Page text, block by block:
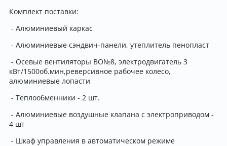
Комплект поставки:
- Алюминиевый каркас
- Алюминиевые сэндвич-панели, утеплитель пенопласт
- Осевые вентиляторы ВО№8, электродвигатель 3
кВт/1500об.мин,реверсивное рабочее колесо,
алюминиевые лопасти
- Теплообменники - 2 шт.
- Алюминиевые воздушные клапана с электроприводом -
4 шт
- Шкаф управления в автоматическом режиме